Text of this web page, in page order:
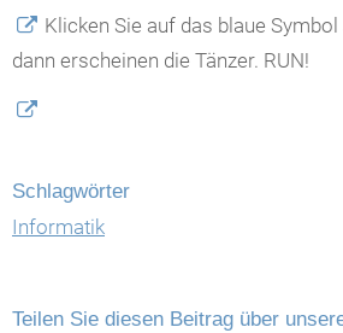
Klicken Sie auf das blaue
dann erscheinen die Tänzer. RUN!
Schlagwörter
Informatik
Teilen Sie diesen Beitrag über